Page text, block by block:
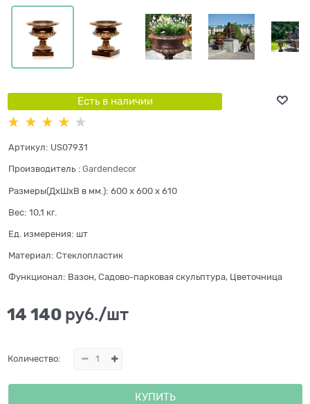
Есть в наличии
Артикул: US07931
Производитель : Gardendecor
Размеры(ДхШхВ в мм.): 600 x 600 x 610
Вес: 10,1 кг.
Ед. измерения: шт
Материал: Стеклопластик
Функционал: Вазон, Садово-парковая скульптура, Цветочница
14 140 руб./шт
Количество:
КУПИТЬ